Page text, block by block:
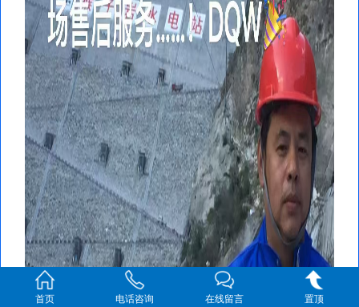
首页 电话咨询 在线留言 置顶